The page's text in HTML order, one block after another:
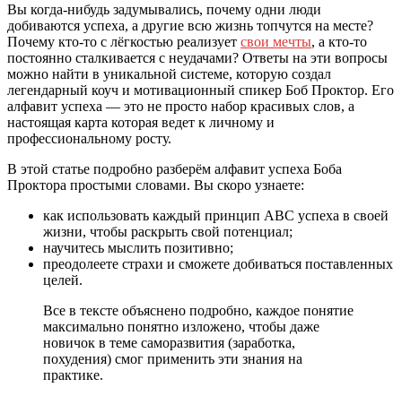
Вы когда-нибудь задумывались, почему одни люди
добиваются успеха, а другие всю жизнь топчутся на месте?
Почему кто-то с лёгкостью реализует свои мечты, а кто-то
постоянно сталкивается с неудачами? Ответы на эти вопросы
можно найти в уникальной системе, которую создал
легендарный коуч и мотивационный спикер Боб Проктор. Его
алфавит успеха — это не просто набор красивых слов, а
настоящая карта которая ведет к личному и
профессиональному росту.
В этой статье подробно разберём алфавит успеха Боба
Проктора простыми словами. Вы скоро узнаете:
как использовать каждый принцип ABC успеха в своей
жизни, чтобы раскрыть свой потенциал;
научитесь мыслить позитивно;
преодолеете страхи и сможете добиваться поставленных
целей.
Все в тексте объяснено подробно, каждое понятие
максимально понятно изложено, чтобы даже
новичок в теме саморазвития (заработка,
похудения) смог применить эти знания на
практике.